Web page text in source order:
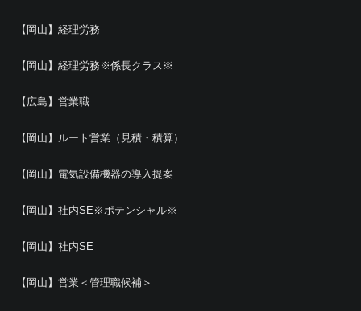
【岡山】経理労務
【岡山】経理労務※係長クラス※
【広島】営業職
【岡山】ルート営業（見積・積算）
【岡山】電気設備機器の導入提案
【岡山】社内SE※ポテンシャル※
【岡山】社内SE
【岡山】営業＜管理職候補＞